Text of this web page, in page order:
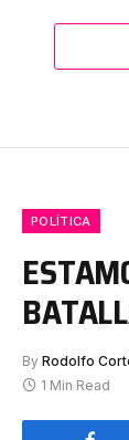
POLÍTICA
By Rodolfo
1 Min Read